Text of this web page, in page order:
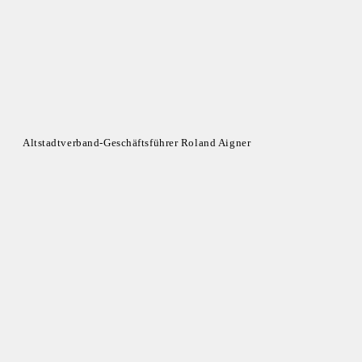
Altstadtverband-Geschäftsführer Roland Aigner